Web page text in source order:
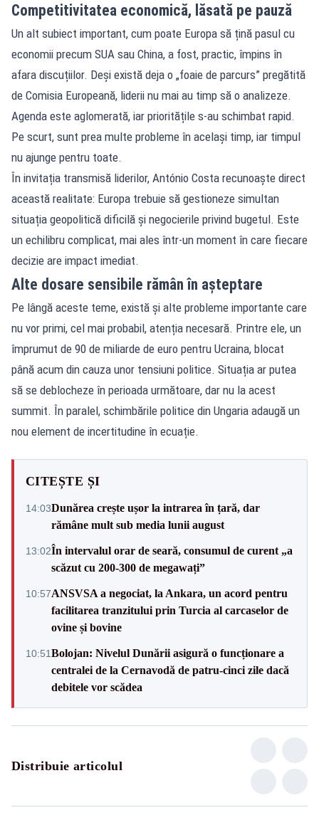
Competitivitatea economică, lăsată pe pauză
Un alt subiect important, cum poate Europa să țină pasul cu
economii precum SUA sau China, a fost, practic, împins în
afara discuțiilor. Deși există deja o „foaie de parcurs” pregătită
de Comisia Europeană, liderii nu mai au timp să o analizeze.
Agenda este aglomerată, iar prioritățile s-au schimbat rapid.
Pe scurt, sunt prea multe probleme în același timp, iar timpul
nu ajunge pentru toate.
În invitația transmisă liderilor, António Costa recunoaște direct
această realitate: Europa trebuie să gestioneze simultan
situația geopolitică dificilă și negocierile privind bugetul. Este
un echilibru complicat, mai ales într-un moment în care fiecare
decizie are impact imediat.
Alte dosare sensibile rămân în așteptare
Pe lângă aceste teme, există și alte probleme importante care
nu vor primi, cel mai probabil, atenția necesară. Printre ele, un
împrumut de 90 de miliarde de euro pentru Ucraina, blocat
până acum din cauza unor tensiuni politice. Situația ar putea
să se deblocheze în perioada următoare, dar nu la acest
summit. În paralel, schimbările politice din Ungaria adaugă un
nou element de incertitudine în ecuație.
CITEȘTE ȘI
14:03Dunărea crește ușor la intrarea în țară, dar
rămâne mult sub media lunii august
13:02În intervalul orar de seară, consumul de curent „a
scăzut cu 200-300 de megawați”
10:57ANSVSA a negociat, la Ankara, un acord pentru
facilitarea tranzitului prin Turcia al carcaselor de
ovine și bovine
10:51Bolojan: Nivelul Dunării asigură o funcționare a
centralei de la Cernavodă de patru-cinci zile dacă
debitele vor scădea
Distribuie articolul